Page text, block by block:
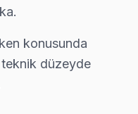
konusunda
teknik düzeyde